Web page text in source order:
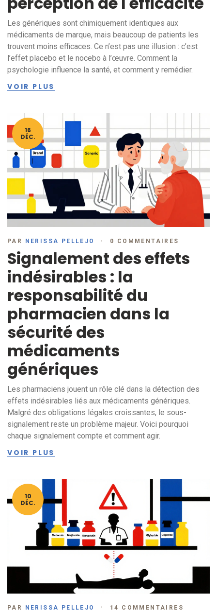
Les génériques sont chimiquement identiques aux
médicaments de marque, mais beaucoup de patients les
trouvent moins efficaces. Ce n’est pas une illusion : c’est
l’effet placebo et le nocebo à l’œuvre. Comment la
psychologie influence la santé, et comment y remédier.
VOIR PLUS
16
DÉC.
PAR NERISSA PELLEJO 0 COMMENTAIRES
Signalement des effets
indésirables : la
responsabilité du
pharmacien dans la
sécurité des
médicaments
génériques
Les pharmaciens jouent un rôle clé dans la détection des
effets indésirables liés aux médicaments génériques.
Malgré des obligations légales croissantes, le sous-
signalement reste un problème majeur. Voici pourquoi
chaque signalement compte et comment agir.
VOIR PLUS
10
DÉC.
PAR NERISSA PELLEJO 14 COMMENTAIRES